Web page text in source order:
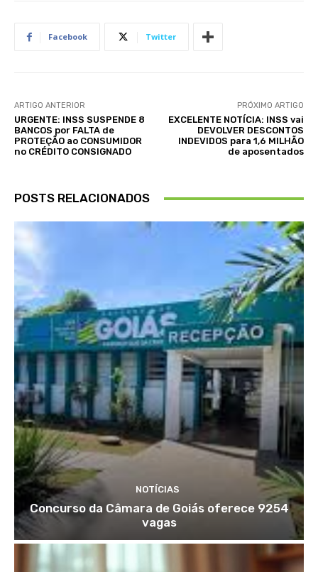
Facebook Twitter
ARTIGO ANTERIOR
URGENTE: INSS SUSPENDE 8
BANCOS por FALTA de
PROTEÇÃO ao CONSUMIDOR
no CRÉDITO CONSIGNADO
PRÓXIMO ARTIGO
EXCELENTE NOTÍCIA: INSS vai
DEVOLVER DESCONTOS
INDEVIDOS para 1,6 MILHÃO
de aposentados
POSTS RELACIONADOS
NOTÍCIAS
Concurso da Câmara de Goiás oferece 9254
vagas